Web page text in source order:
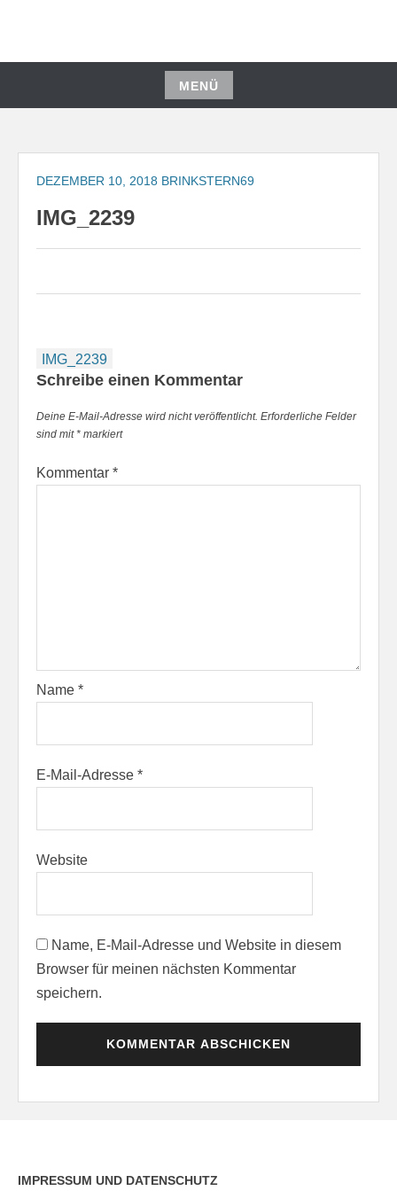
springen
MENÜ
Zum
springen
DEZEMBER 10, 2018 BRINKSTERN69
IMG_2239
Beitragsnavigation
IMG_2239
Schreibe einen Kommentar
Deine E-Mail-Adresse wird nicht veröffentlicht. Erforderliche Felder
sind mit* markiert
Kommentar *
Name *
E-Mail-Adresse *
Website
Name, E-Mail-Adresse und Website in diesem
Browser für meinen nächsten Kommentar
speichern.
IMPRESSUM UND DATENSCHUTZ